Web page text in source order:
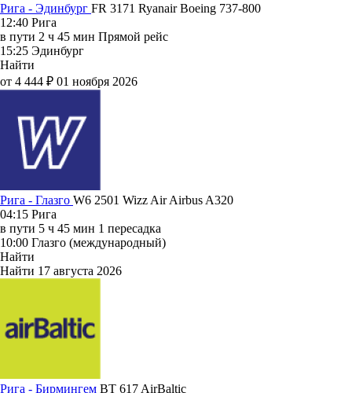
Рига - Эдинбург FR 3171 RyanairBoeing 737-800
12:40 Рига
в пути 2 ч 45 мин Прямой рейс
15:25 Эдинбург
Найти
от 4 444 ₽ 01 ноября 2026
Рига - Глазго W6 2501 Wizz AirAirbus A320
04:15 Рига
в пути 5 ч 45 мин 1 пересадка
10:00 Глазго (международный)
Найти
Найти 17 августа 2026
Рига - Бирмингем BT 617 AirBaltic